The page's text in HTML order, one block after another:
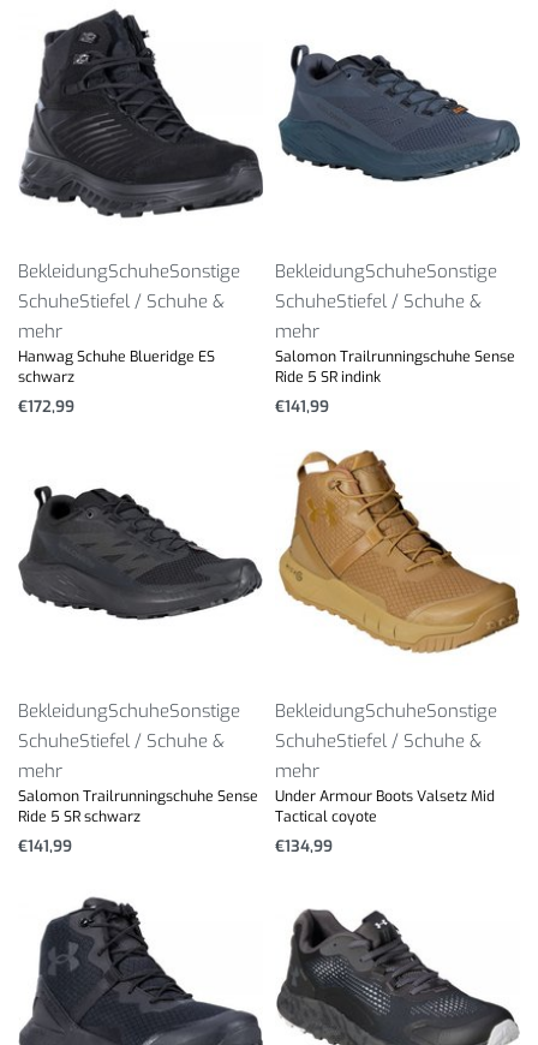
BekleidungSchuheSonstige
SchuheStiefel / Schuhe &
mehr
Hanwag Schuhe Blueridge ES
schwarz
€172,99
BekleidungSchuheSonstige
SchuheStiefel / Schuhe &
mehr
Salomon Trailrunningschuhe Sense
Ride 5 SR indink
€141,99
BekleidungSchuheSonstige
SchuheStiefel / Schuhe &
mehr
Salomon Trailrunningschuhe Sense
Ride 5 SR schwarz
€141,99
BekleidungSchuheSonstige
SchuheStiefel / Schuhe &
mehr
Under Armour Boots Valsetz Mid
Tactical coyote
€134,99